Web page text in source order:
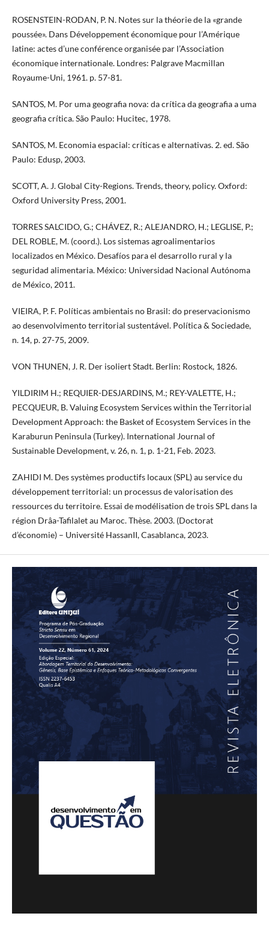
ROSENSTEIN-RODAN, P. N. Notes sur la théorie de la «grande
poussée». Dans Développement économique pour l’Amérique
latine: actes d’une conférence organisée par l’Association
économique internationale. Londres: Palgrave Macmillan
Royaume-Uni, 1961. p. 57-81.
SANTOS, M. Por uma geografia nova: da crítica da geografia a uma
geografia crítica. São Paulo: Hucitec, 1978.
SANTOS, M. Economia espacial: críticas e alternativas. 2. ed. São
Paulo: Edusp, 2003.
SCOTT, A. J. Global City-Regions. Trends, theory, policy. Oxford:
Oxford University Press, 2001.
TORRES SALCIDO, G.; CHÁVEZ, R.; ALEJANDRO, H.; LEGLISE, P.;
DEL ROBLE, M. (coord.). Los sistemas agroalimentarios
localizados en México. Desafíos para el desarrollo rural y la
seguridad alimentaria. México: Universidad Nacional Autónoma
de México, 2011.
VIEIRA, P. F. Políticas ambientais no Brasil: do preservacionismo
ao desenvolvimento territorial sustentável. Política & Sociedade,
n. 14, p. 27-75, 2009.
VON THUNEN, J. R. Der isoliert Stadt. Berlin: Rostock, 1826.
YILDIRIM H.; REQUIER-DESJARDINS, M.; REY-VALETTE, H.;
PECQUEUR, B. Valuing Ecosystem Services within the Territorial
Development Approach: the Basket of Ecosystem Services in the
Karaburun Peninsula (Turkey). International Journal of
Sustainable Development, v. 26, n. 1, p. 1-21, Feb. 2023.
ZAHIDI M. Des systèmes productifs locaux (SPL) au service du
développement territorial: un processus de valorisation des
ressources du territoire. Essai de modélisation de trois SPL dans la
région Drâa-Tafilalet au Maroc. Thèse. 2003. (Doctorat
d’économie) – Université HassanII, Casablanca, 2023.